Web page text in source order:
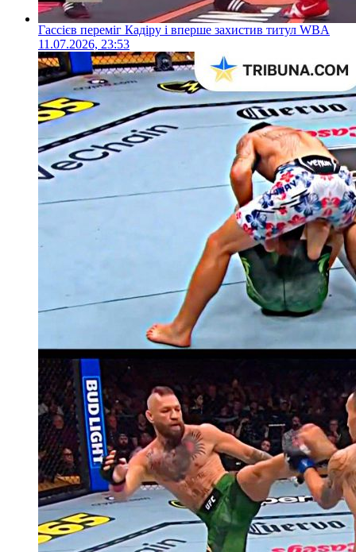
Гассієв переміг Кадіру і вперше захистив титул WBA
11.07.2026, 23:53